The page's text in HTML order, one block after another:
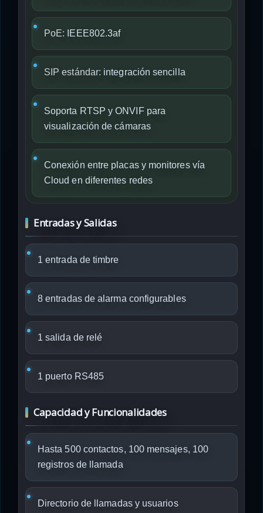
PoE: IEEE802.3af
SIP estándar: integración sencilla
Soporta RTSP y ONVIF para
visualización de cámaras
Conexión entre placas y monitores vía
Cloud en diferentes redes
Entradas y Salidas
1 entrada de timbre
8 entradas de alarma configurables
1 salida de relé
1 puerto RS485
Capacidad y Funcionalidades
Hasta 500 contactos, 100 mensajes, 100
registros de llamada
Directorio de llamadas y usuarios